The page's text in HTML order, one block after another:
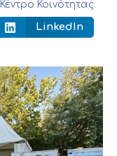
Κέντρο Κοινότητας
LinkedIn